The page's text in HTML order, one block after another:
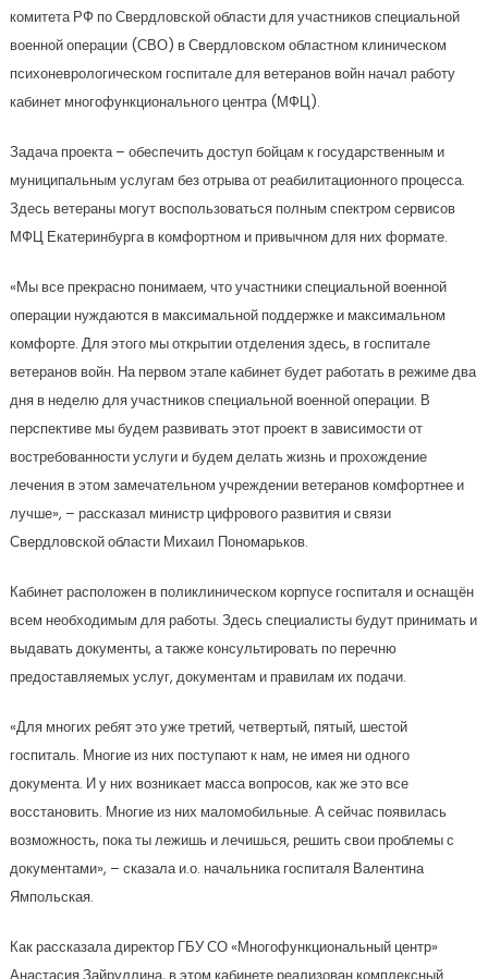
комитета РФ по Свердловской области для участников специальной
военной операции (СВО) в Свердловском областном клиническом
психоневрологическом госпитале для ветеранов войн начал работу
кабинет многофункционального центра (МФЦ).
Задача проекта – обеспечить доступ бойцам к государственным и
муниципальным услугам без отрыва от реабилитационного процесса.
Здесь ветераны могут воспользоваться полным спектром сервисов
МФЦ Екатеринбурга в комфортном и привычном для них формате.
«Мы все прекрасно понимаем, что участники специальной военной
операции нуждаются в максимальной поддержке и максимальном
комфорте. Для этого мы открытии отделения здесь, в госпитале
ветеранов войн. На первом этапе кабинет будет работать в режиме два
дня в неделю для участников специальной военной операции. В
перспективе мы будем развивать этот проект в зависимости от
востребованности услуги и будем делать жизнь и прохождение
лечения в этом замечательном учреждении ветеранов комфортнее и
лучше», – рассказал министр цифрового развития и связи
Свердловской области Михаил Пономарьков.
Кабинет расположен в поликлиническом корпусе госпиталя и оснащён
всем необходимым для работы. Здесь специалисты будут принимать и
выдавать документы, а также консультировать по перечню
предоставляемых услуг, документам и правилам их подачи.
«Для многих ребят это уже третий, четвертый, пятый, шестой
госпиталь. Многие из них поступают к нам, не имея ни одного
документа. И у них возникает масса вопросов, как же это все
восстановить. Многие из них маломобильные. А сейчас появилась
возможность, пока ты лежишь и лечишься, решить свои проблемы с
документами», – сказала и.о. начальника госпиталя Валентина
Ямпольская.
Как рассказала директор ГБУ СО «Многофункциональный центр»